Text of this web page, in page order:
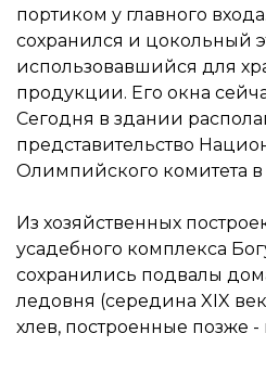
портиком у главного
сохранился и цокольный
использовавшийся для
продукции. Его окна
Сегодня в здании
представительство
Олимпийского комитета в
Из хозяйственных
усадебного комплекса
сохранились подвалы
ледовня (середина XIX
хлев, построенные позже -